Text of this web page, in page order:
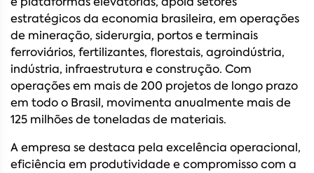
estratégicos da economia brasileira, em operações
de mineração, siderurgia, portos e terminais
ferroviários, fertilizantes, florestais, agroindústria,
indústria, infraestrutura e construção. Com
operações em mais de 200 projetos de longo prazo
em todo o Brasil, movimenta anualmente mais de
125 milhões de toneladas de materiais.
A empresa se destaca pela excelência operacional,
eficiência em produtividade e compromisso com a